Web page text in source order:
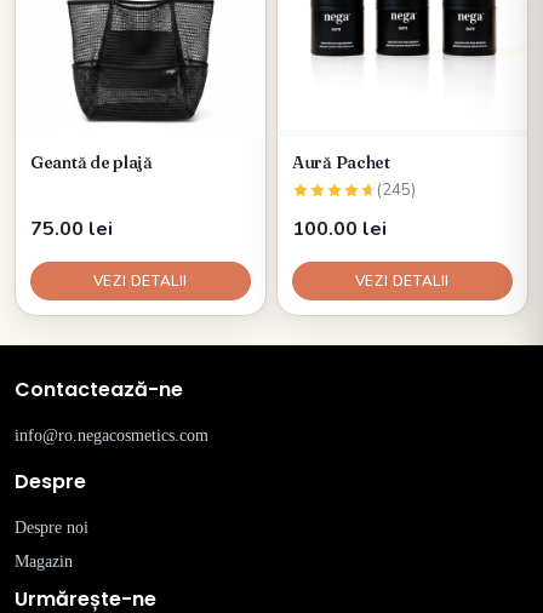
Geantă de plajă
75.00 lei
VEZI DETALII
Aură Pachet
(245)
100.00 lei
VEZI DETALII
Despre
Despre noi
Magazin
Urmărește-ne
Contactează-ne
info@ro.negacosmetics.com